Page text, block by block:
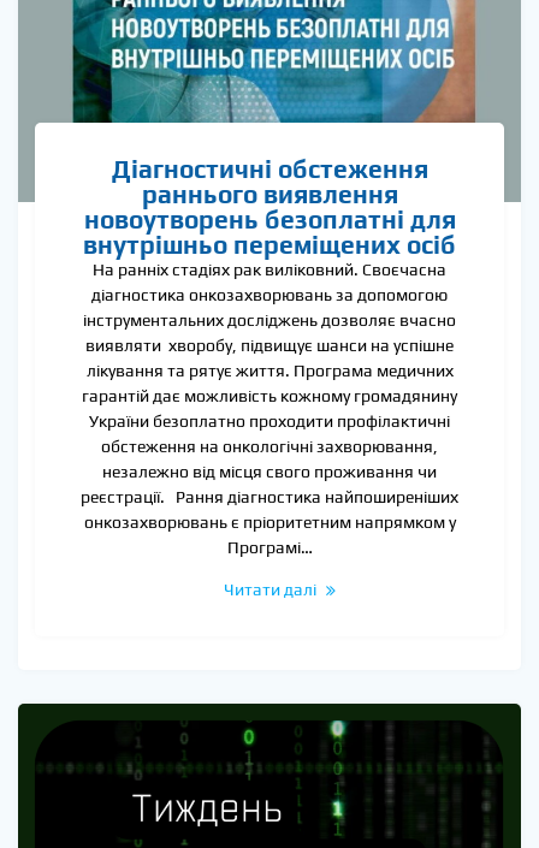
Діагностичні обстеження
раннього виявлення
новоутворень безоплатні для
внутрішньо переміщених осіб
На ранніх стадіях рак виліковний. Своєчасна
діагностика онкозахворювань за допомогою
інструментальних досліджень дозволяє вчасно
виявляти хворобу, підвищує шанси на успішне
лікування та рятує життя. Програма медичних
гарантій дає можливість кожному громадянину
України безоплатно проходити профілактичні
обстеження на онкологічні захворювання,
незалежно від місця свого проживання чи
реєстрації. Рання діагностика найпоширеніших
онкозахворювань є пріоритетним напрямком у
Програмі…
Читати далі